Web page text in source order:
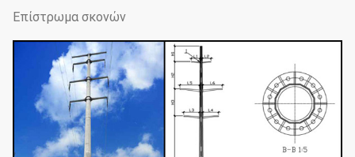
Επίστρωμα σκονών